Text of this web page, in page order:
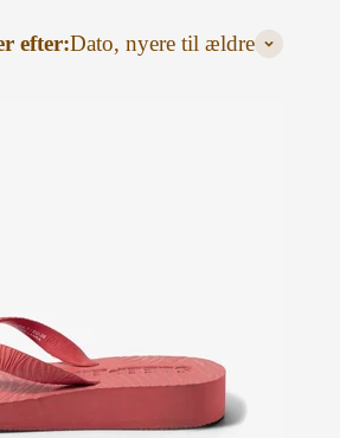
efter:Dato, nyere til ældre